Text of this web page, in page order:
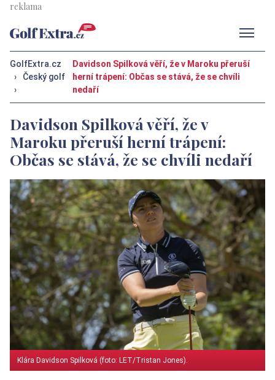
GolfExtra.cz
›
Český golf
›
Davidson Spilková věří, že v Maroku přeruší
herní trápení: Občas se stává, že se chvíli
nedaří
Davidson Spilková věří, že v
Maroku přeruší herní trápení:
Občas se stává, že se chvíli nedaří
Klára Davidson Spilková (foto: LET/Tristan Jones).